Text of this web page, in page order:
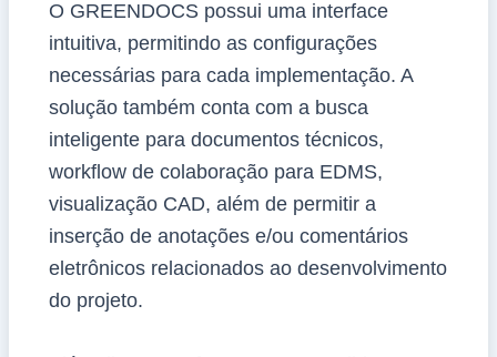
O GREENDOCS possui uma interface
intuitiva, permitindo as configurações
necessárias para cada implementação. A
solução também conta com a busca
inteligente para documentos técnicos,
workflow de colaboração para EDMS,
visualização CAD, além de permitir a
inserção de anotações e/ou comentários
eletrônicos relacionados ao desenvolvimento
do projeto.